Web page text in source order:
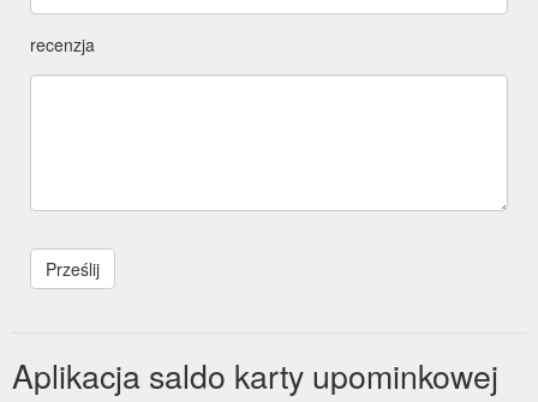
recenzja
Aplikacja saldo karty upominkowej